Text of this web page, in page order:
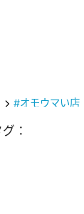
#オモウマい店
：